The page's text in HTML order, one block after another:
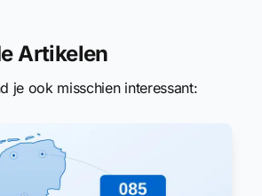
Artikelen
je ook misschien interessant: